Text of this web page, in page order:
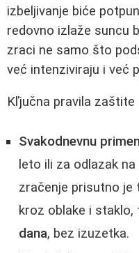
izbeljivanje biće
redovno izlaže suncu
zraci ne samo što
već intenziviraju i već
Kľjučna pravila zaštite
Svakodnevnu
leto ili za odlazak
zračenje prisutno je
kroz oblake i
dana, bez izuzetka.